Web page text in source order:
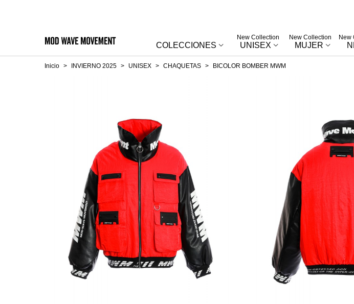
COLECCIONES UNISEX
New Collection
MUJER
New Collection New
Inicio > INVIERNO 2025 > UNISEX > CHAQUETAS > BICOLOR BOMBER MWM